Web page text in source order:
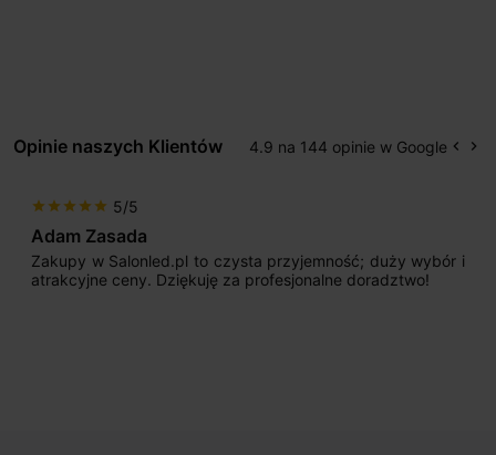
Opinie naszych Klientów 4.9 na 144 opinie w Google keyboard_arrow_left keyboard_arrow_right
star star star star star 5/5
Adam Zasada
Zakupy w Salonled.pl to czysta przyjemność; duży wybór i
atrakcyjne ceny. Dziękuję za profesjonalne doradztwo!